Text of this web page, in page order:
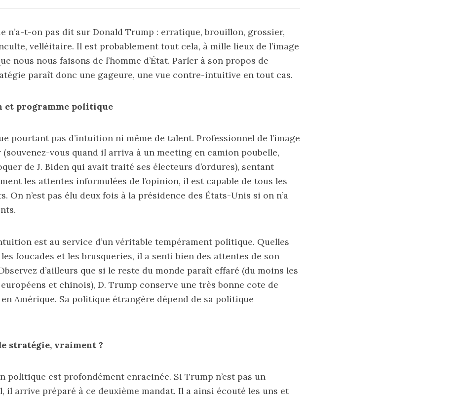
n’a-t-on pas dit sur Donald Trump : erratique, brouillon, grossier,
velléitaire. Il est probablement tout cela, à mille lieux de l’image
nous nous faisons de l’homme d’État. Parler à son propos de
paraît donc une gageure, une vue contre-intuitive en tout cas.
et programme politique
pourtant pas d’intuition ni même de talent. Professionnel de l’image
(souvenez-vous quand il arriva à un meeting en camion poubelle,
de J. Biden qui avait traité ses électeurs d’ordures), sentant
les attentes informulées de l’opinion, il est capable de tous les
On n’est pas élu deux fois à la présidence des États-Unis si on n’a
est au service d’un véritable tempérament politique. Quelles
foucades et les brusqueries, il a senti bien des attentes de son
d’ailleurs que si le reste du monde paraît effaré (du moins les
et chinois), D. Trump conserve une très bonne cote de
Amérique. Sa politique étrangère dépend de sa politique
stratégie, vraiment ?
politique est profondément enracinée. Si Trump n’est pas un
il arrive préparé à ce deuxième mandat. Il a ainsi écouté les uns et